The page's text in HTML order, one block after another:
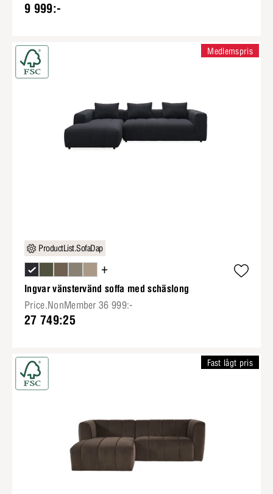
9 999:-
ProductList.SofaDap
+
Ingvar vänstervänd soffa med schäslong
Price.NonMember 36 999:-
27 749:25
Medlemspris
Fast lågt pris